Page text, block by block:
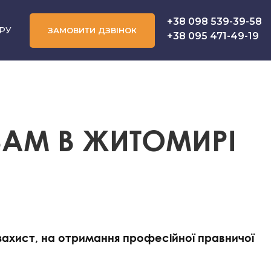
або юридичний аутсорсинг
РУ ЗАМОВИТИ ДЗВІНОК
+38 098 539-39-58
+38 095 471-49-19
В ЖИТОМИРІ
на отримання професійної правничої